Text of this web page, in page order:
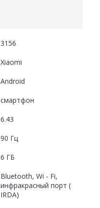
3156
Xiaomi
Android
смартфон
6.43
90 Гц
6 ГБ
Bluetooth, Wi - Fi,
инфракрасный порт (
IRDA)